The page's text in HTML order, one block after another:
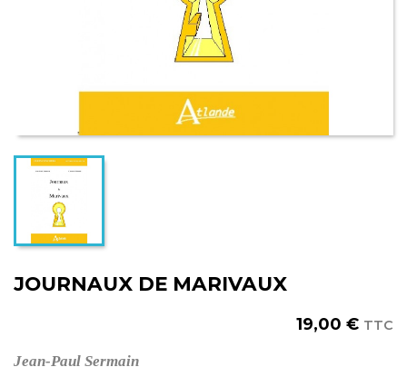
JOURNAUX DE MARIVAUX
19,00 € TTC
Jean-Paul Sermain